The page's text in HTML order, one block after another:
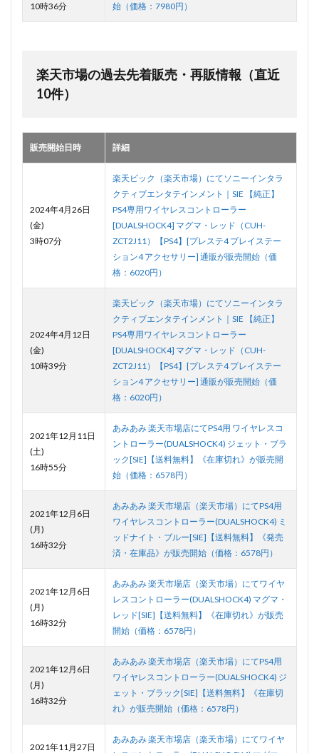
10時36分
始（価格：7980円）
楽天市場の過去先着販売・再販情報（直近
10件）
販売開始日時 詳細
2024年4月26日
(金)
3時07分
楽天ビック（楽天市場）にてソニーインタラ
クティブエンタテインメント｜SIE 【純正】
PS4専用ワイヤレスコントローラー
[DUALSHOCK4] マグマ・レッド（CUH-
ZCT2J11）【PS4】[プレステ4 プレイステー
ション4 アクセサリー] 通販が販売開始（価
格：6020円）
2024年4月12日
(金)
10時39分
楽天ビック（楽天市場）にてソニーインタラ
クティブエンタテインメント｜SIE 【純正】
PS4専用ワイヤレスコントローラー
[DUALSHOCK4] マグマ・レッド（CUH-
ZCT2J11）【PS4】[プレステ4 プレイステー
ション4 アクセサリー] 通販が販売開始（価
格：6020円）
2021年12月11日
(土)
16時55分
あみあみ 楽天市場店にてPS4用 ワイヤレスコ
ントローラー(DUALSHOCK4) ジェット・ブラ
ック[SIE]【送料無料】《在庫切れ》が販売開
始（価格：6578円）
2021年12月6日
(月)
16時32分
あみあみ 楽天市場店（楽天市場）にてPS4用
ワイヤレスコントローラー(DUALSHOCK4) ミ
ッドナイト・ブルー[SIE]【送料無料】《発売
済・在庫品》が販売開始（価格：6578円）
2021年12月6日
(月)
16時32分
あみあみ 楽天市場店（楽天市場）にてワイヤ
レスコントローラー(DUALSHOCK4) マグマ・
レッド[SIE]【送料無料】《在庫切れ》が販売
開始（価格：6578円）
2021年12月6日
(月)
16時32分
あみあみ 楽天市場店（楽天市場）にてPS4用
ワイヤレスコントローラー(DUALSHOCK4) ジ
ェット・ブラック[SIE]【送料無料】《在庫切
れ》が販売開始（価格：6578円）
2021年11月27日
あみあみ 楽天市場店（楽天市場）にてワイヤ